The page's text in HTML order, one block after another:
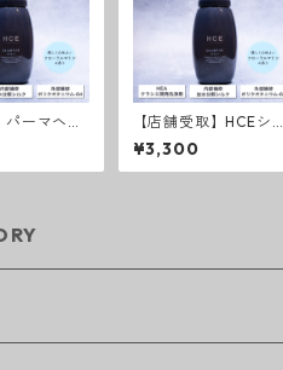
パーマヘア
シャンプ
イン
【店舗受取】HCEシャ
ンプー リペアライン
¥3,300